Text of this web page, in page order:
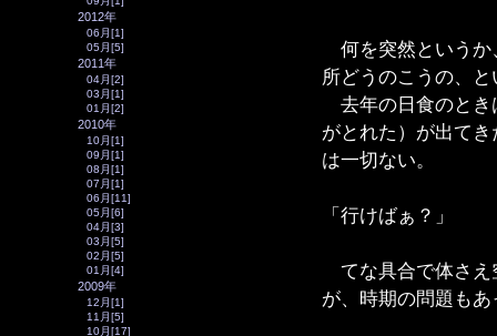
2012年
06月[1]
05月[5]
2011年
04月[2]
03月[1]
01月[2]
2010年
10月[1]
09月[1]
08月[1]
07月[1]
06月[11]
05月[6]
04月[3]
03月[5]
02月[5]
01月[4]
2009年
12月[1]
11月[5]
10月[17]
何を突然というか
所どうのこうの、
去年の日食のとき
がとれた）が出て
は一切ない。
「行けばぁ？」
てな具合で体さえ
が、時期の問題も